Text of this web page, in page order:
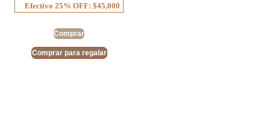
Efectivo 25% OFF: $45,000
Comprar
Comprar para regalar